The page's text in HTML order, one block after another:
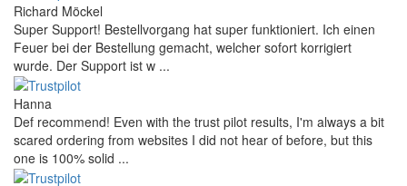
Richard Möckel
Super Support! Bestellvorgang hat super funktioniert. Ich einen
Feuer bei der Bestellung gemacht, welcher sofort korrigiert
wurde. Der Support ist w ...
Hanna
Def recommend! Even with the trust pilot results, I'm always a bit
scared ordering from websites I did not hear of before, but this
one is 100% solid ...